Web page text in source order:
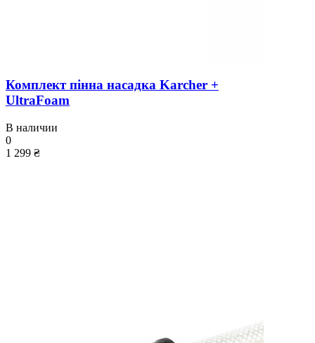
Комплект пінна насадка Karcher +
UltraFoam
В наличии
0
1 299 ₴